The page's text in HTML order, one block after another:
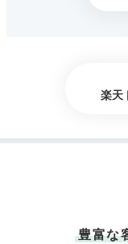
楽天
豊富な